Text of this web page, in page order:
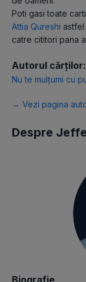
Poti gasi toate
Attia Qureshi
catre cititori pana
Autorul cărților:
Nu te mulțumi cu
→ Vezi pagina
Despre